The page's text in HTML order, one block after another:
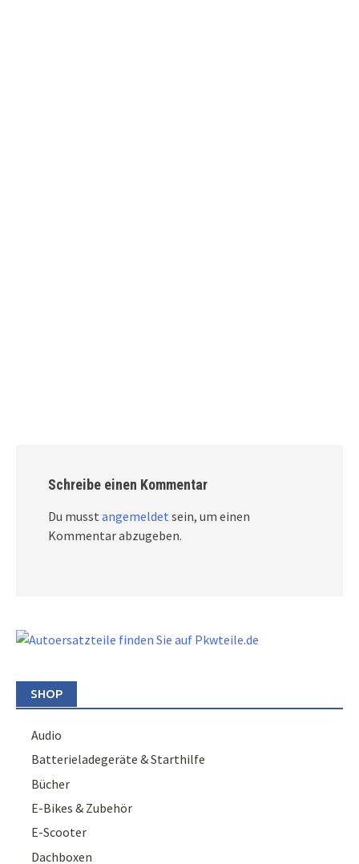
Schreibe einen Kommentar
Du musst angemeldet sein, um einen
Kommentar abzugeben.
SHOP
Audio
Batterieladegeräte & Starthilfe
Bücher
E-Bikes & Zubehör
E-Scooter
Dachboxen